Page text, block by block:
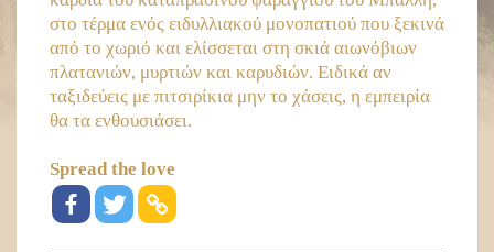
στο τέρμα ενός ειδυλλιακού μονοπατιού που ξεκινά
από το χωριό και ελίσσεται στη σκιά αιωνόβιων
πλατανιών, μυρτιών και καρυδιών. Ειδικά αν
ταξιδεύεις με πιτσιρίκια μην το χάσεις, η εμπειρία
θα τα ενθουσιάσει.
Spread the love